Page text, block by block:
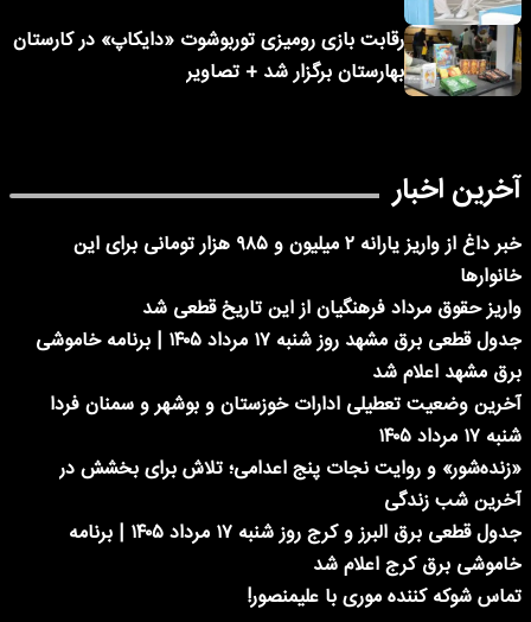
رقابت بازی رومیزی توربوشوت «دایکاپ» در کارستان
بهارستان برگزار شد + تصاویر
آخرین اخبار
خبر داغ از واریز یارانه ۲ میلیون و ۹۸۵ هزار تومانی برای این
خانوارها
واریز حقوق مرداد فرهنگیان از این تاریخ قطعی شد
جدول قطعی برق مشهد روز شنبه ۱۷ مرداد ۱۴۰۵ | برنامه خاموشی
برق مشهد اعلام شد
آخرین وضعیت تعطیلی ادارات خوزستان و بوشهر و سمنان فردا
شنبه ۱۷ مرداد ۱۴۰۵
«زنده‌شور» و روایت نجات پنج اعدامی؛ تلاش برای بخشش در
آخرین شب زندگی
جدول قطعی برق البرز و کرج روز شنبه ۱۷ مرداد ۱۴۰۵ | برنامه
خاموشی برق کرج اعلام شد
تماس شوکه کننده موری با علیمنصور!